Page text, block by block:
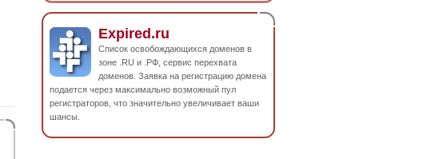
Expired.ru
Список освобождающихся доменов в
зоне .RU и .РФ, сервис перехвата
доменов. Заявка на регистрацию домена
подается через максимально возможный пул
регистраторов, что значительно увеличивает ваши
шансы.